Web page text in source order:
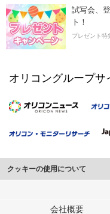
試写会、
ト！
プレゼント特
オリコングループサ
クッキーの使用について
このサイトでは Cookie を使用
行っています。会社概要